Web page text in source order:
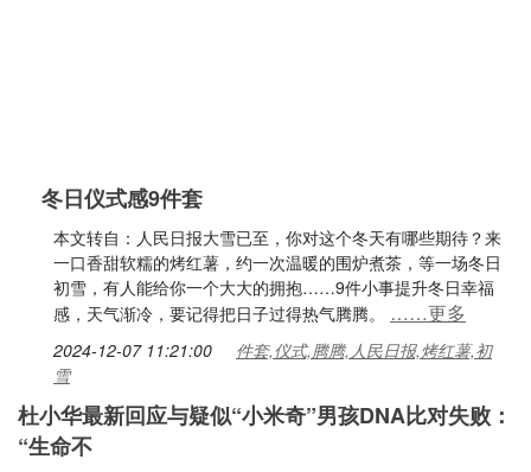
冬日仪式感9件套
本文转自：人民日报大雪已至，你对这个冬天有哪些期待？来
一口香甜软糯的烤红薯，约一次温暖的围炉煮茶，等一场冬日
初雪，有人能给你一个大大的拥抱……9件小事提升冬日幸福
感，天气渐冷，要记得把日子过得热气腾腾。 ……更多
2024-12-07 11:21:00
件套,仪式,腾腾,人民日报,烤红薯,初
雪
杜小华最新回应与疑似“小米奇”男孩DNA比对失败：
“生命不